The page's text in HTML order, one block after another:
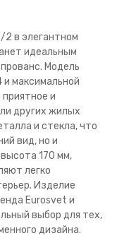
в элегантном
идеальным
Модель
максимальной
и
других жилых
и стекла, что
вид, но и
170 мм,
легко
Изделие
Eurosvet и
выбор для тех,
дизайна.